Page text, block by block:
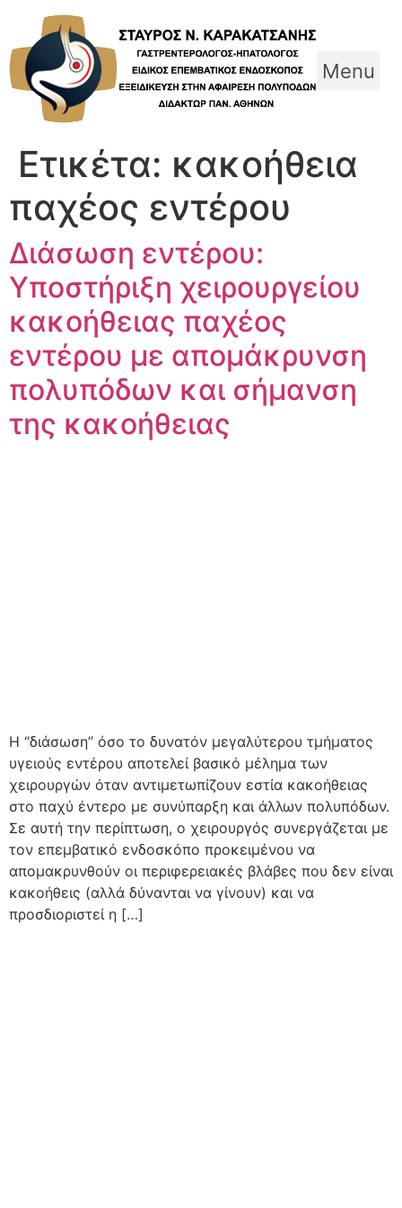
content
Menu
Ετικέτα: κακοήθεια
παχέος εντέρου
Διάσωση εντέρου:
Υποστήριξη χειρουργείου
κακοήθειας παχέος
εντέρου με απομάκρυνση
πολυπόδων και σήμανση
της κακοήθειας
Η “διάσωση” όσο το δυνατόν μεγαλύτερου τμήματος
υγειούς εντέρου αποτελεί βασικό μέλημα των
χειρουργών όταν αντιμετωπίζουν εστία κακοήθειας
στο παχύ έντερο με συνύπαρξη και άλλων πολυπόδων.
Σε αυτή την περίπτωση, ο χειρουργός συνεργάζεται με
τον επεμβατικό ενδοσκόπο προκειμένου να
απομακρυνθούν οι περιφερειακές βλάβες που δεν είναι
κακοήθεις (αλλά δύνανται να γίνουν) και να
προσδιοριστεί η […]